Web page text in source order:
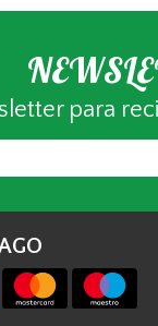
para